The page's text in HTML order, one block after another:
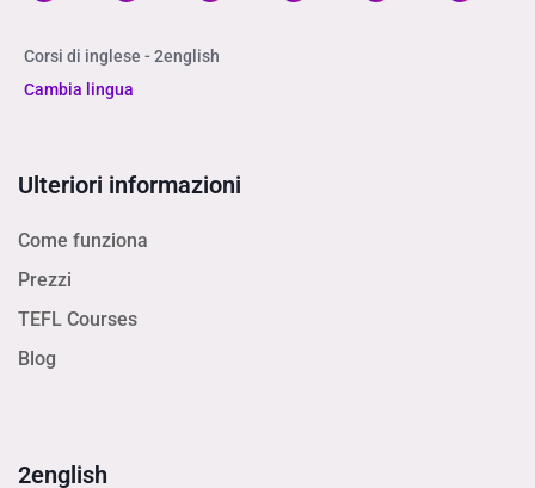
Corsi di inglese - 2english
Cambia lingua
Ulteriori informazioni
Come funziona
Prezzi
TEFL Courses
Blog
2english